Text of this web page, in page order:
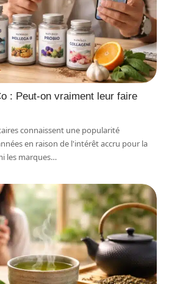
: Peut-on vraiment leur faire
connaissent une popularité
en raison de l'intérêt accru pour la
les marques…